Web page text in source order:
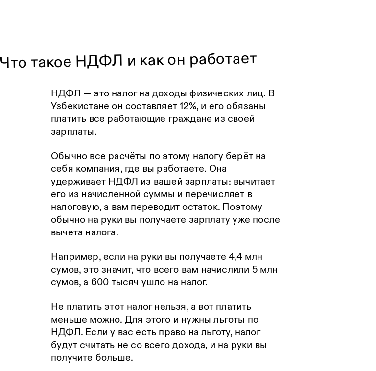
Что такое НДФЛ и как он работает
НДФЛ — это налог на доходы физических лиц. В
Узбекистане он составляет 12%, и его обязаны
платить все работающие граждане из своей
зарплаты.
Обычно все расчёты по этому налогу берёт на
себя компания, где вы работаете. Она
удерживает НДФЛ из вашей зарплаты: вычитает
его из начисленной суммы и перечисляет в
налоговую, а вам переводит остаток. Поэтому
обычно на руки вы получаете зарплату уже после
вычета налога.
Например, если на руки вы получаете 4,4 млн
сумов, это значит, что всего вам начислили 5 млн
сумов, а 600 тысяч ушло на налог.
Не платить этот налог нельзя, а вот платить
меньше можно. Для этого и нужны льготы по
НДФЛ. Если у вас есть право на льготу, налог
будут считать не со всего дохода, и на руки вы
получите больше.